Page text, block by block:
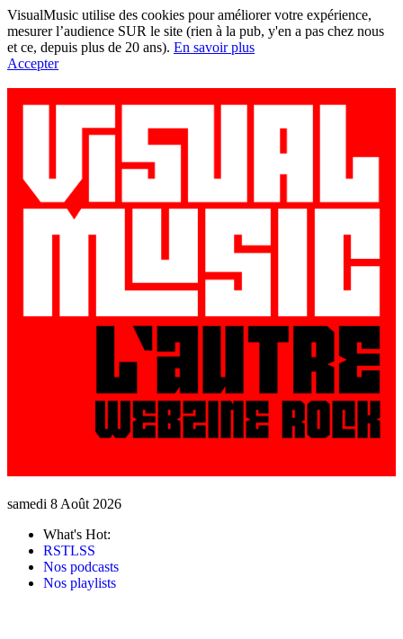
VisualMusic utilise des cookies pour améliorer votre expérience,
mesurer l’audience SUR le site (rien à la pub, y'en a pas chez nous
et ce, depuis plus de 20 ans). En savoir plus
Accepter
samedi 8 Août 2026
What's Hot:
RSTLSS
Nos podcasts
Nos playlists